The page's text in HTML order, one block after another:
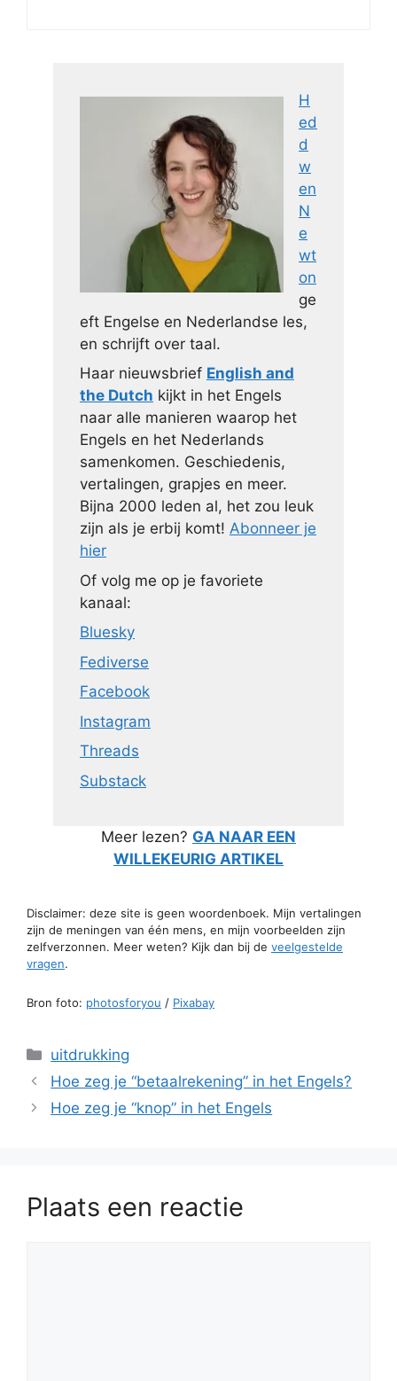
H
ed
d
w
en
N
e
wt
on
ge
eft Engelse en Nederlandse les,
en schrijft over taal.
Haar nieuwsbrief English and
the Dutch kijkt in het Engels
naar alle manieren waarop het
Engels en het Nederlands
samenkomen. Geschiedenis,
vertalingen, grapjes en meer.
Bijna 2000 leden al, het zou leuk
zijn als je erbij komt! Abonneer je
hier
Of volg me op je favoriete
kanaal:
Bluesky
Fediverse
Facebook
Instagram
Threads
Substack
Meer lezen? GA NAAR EEN
WILLEKEURIG ARTIKEL
Disclaimer: deze site is geen woordenboek. Mijn vertalingen
zijn de meningen van één mens, en mijn voorbeelden zijn
zelfverzonnen. Meer weten? Kijk dan bij de veelgestelde
vragen.
Bron foto: photosforyou / Pixabay
Categorieën
uitdrukking
Hoe zeg je “betaalrekening” in het Engels?
Hoe zeg je “knop” in het Engels
Plaats een reactie